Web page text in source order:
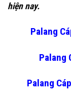
hiện nay.
Palang
Palang
Palang